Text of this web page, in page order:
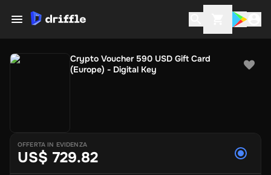
Crypto Voucher 590 USD Gift Card
(Europe) - Digital Key
OFFERTA IN EVIDENZA
US$ 729.82